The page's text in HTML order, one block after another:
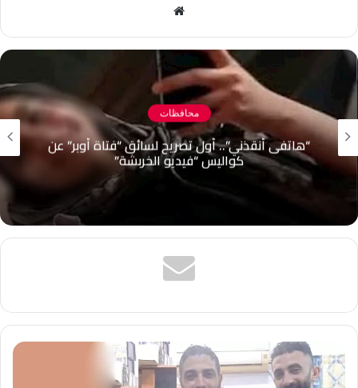
محافظات
نهاية مأساوية لنزهته.. غرق شاب في مياه بحيرة
قارون بالفيوم